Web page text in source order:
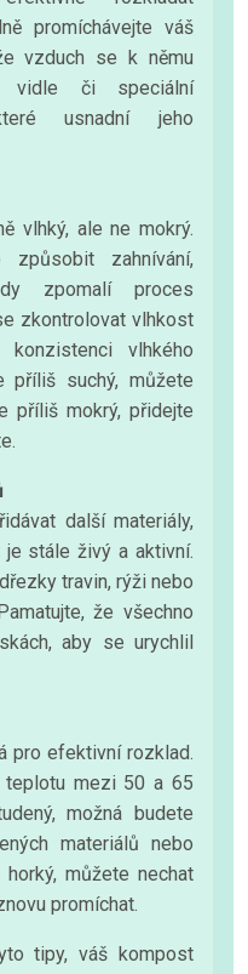
promíchávejte váš
vzduch se k němu
vidle či speciální
usnadní jeho
vlhký, ale ne mokrý.
zahnívání,
zpomalí proces
zkontrolovat vlhkost
vlhkého
příliš suchý, můžete
příliš mokrý, přidejte
další materiály,
stále živý a aktivní.
travin, rýži nebo
že všechno
aby se urychlil
pro efektivní rozklad.
mezi 50 a 65
možná budete
materiálů nebo
můžete nechat
promíchat.
tipy, váš kompost